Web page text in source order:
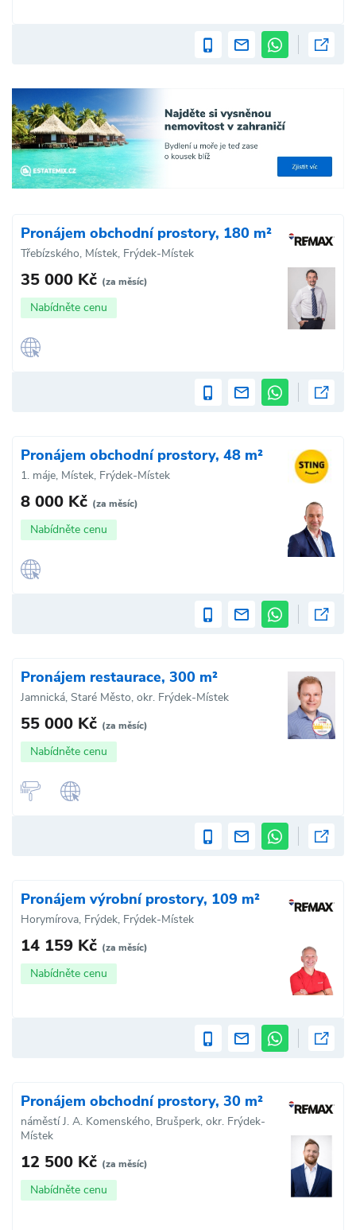
Pronájem obchodní prostory, 180 m²
Třebízského, Místek, Frýdek-Místek
35 000 Kč (za měsíc)
Nabídněte cenu
Pronájem obchodní prostory, 48 m²
1. máje, Místek, Frýdek-Místek
8 000 Kč (za měsíc)
Nabídněte cenu
Pronájem restaurace, 300 m²
Jamnická, Staré Město, okr. Frýdek-Místek
55 000 Kč (za měsíc)
Nabídněte cenu
Pronájem výrobní prostory, 109 m²
Horymírova, Frýdek, Frýdek-Místek
14 159 Kč (za měsíc)
Nabídněte cenu
Pronájem obchodní prostory, 30 m²
náměstí J. A. Komenského, Brušperk, okr. Frýdek-
Místek
12 500 Kč (za měsíc)
Nabídněte cenu